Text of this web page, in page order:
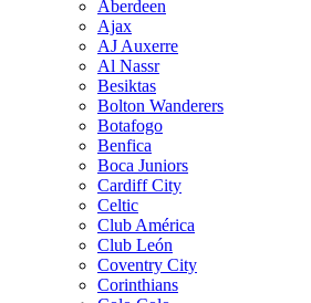
Aberdeen
Ajax
AJ Auxerre
Al Nassr
Besiktas
Bolton Wanderers
Botafogo
Benfica
Boca Juniors
Cardiff City
Celtic
Club América
Club León
Coventry City
Corinthians